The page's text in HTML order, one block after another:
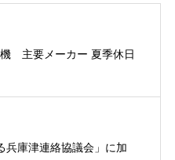
主要メーカー 夏季休日
兵庫津連絡協議会」に加